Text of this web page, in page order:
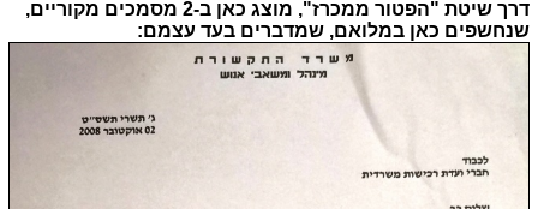
דרך שיטת "הפטור ממכרז", מוצג כאן ב-2 מסמכים מקוריים,
שנחשפים כאן במלואם, שמדברים בעד עצמם: